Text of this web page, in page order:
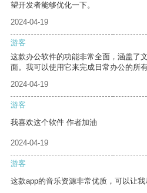
望开发者能够优化一下。
2024-04-19
游客
这款办公软件的功能非常全面，涵盖了
面。我可以使用它来完成日常办公的所
2024-04-19
游客
我喜欢这个软件 作者加油
2024-04-19
游客
这款app的音乐资源非常优质，可以让我